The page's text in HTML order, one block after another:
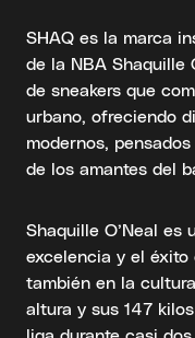
SHAQ es la marca
de la NBA Shaquille
de sneakers que
urbano, ofreciendo
modernos,
de los amantes del
Shaquille O’Neal es
excelencia y el
también en la
altura y sus 147